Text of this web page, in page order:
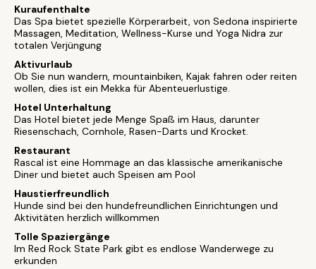
Kuraufenthalte
Das Spa bietet spezielle Körperarbeit, von Sedona inspirierte
Massagen, Meditation, Wellness-Kurse und Yoga Nidra zur
totalen Verjüngung
Aktivurlaub
Ob Sie nun wandern, mountainbiken, Kajak fahren oder reiten
wollen, dies ist ein Mekka für Abenteuerlustige.
Hotel Unterhaltung
Das Hotel bietet jede Menge Spaß im Haus, darunter
Riesenschach, Cornhole, Rasen-Darts und Krocket.
Restaurant
Rascal ist eine Hommage an das klassische amerikanische
Diner und bietet auch Speisen am Pool
Haustierfreundlich
Hunde sind bei den hundefreundlichen Einrichtungen und
Aktivitäten herzlich willkommen
Tolle Spaziergänge
Im Red Rock State Park gibt es endlose Wanderwege zu
erkunden